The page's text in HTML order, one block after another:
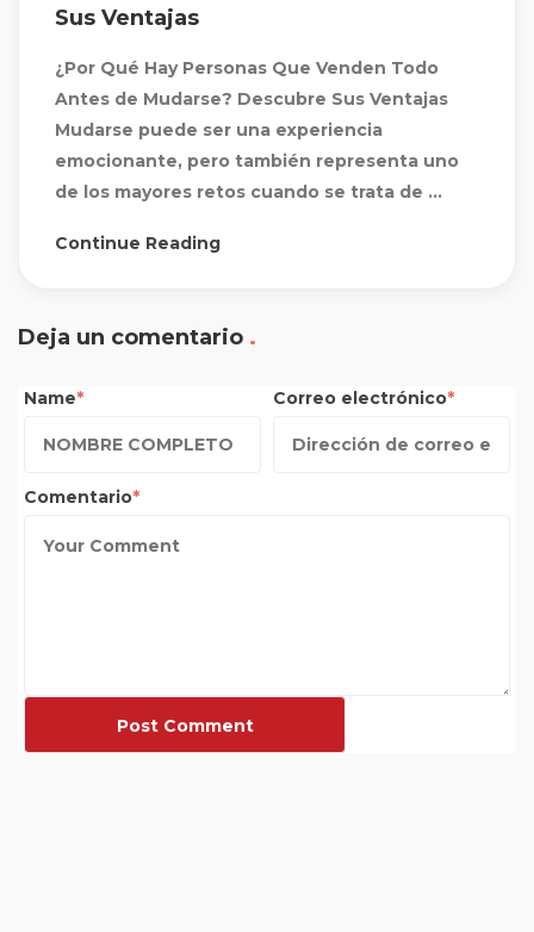
Sus Ventajas
¿Por Qué Hay Personas Que Venden Todo
Antes de Mudarse? Descubre Sus Ventajas
Mudarse puede ser una experiencia
emocionante, pero también representa uno
de los mayores retos cuando se trata de ...
Continue Reading
Deja un comentario
Name Correo electrónico
Comentario